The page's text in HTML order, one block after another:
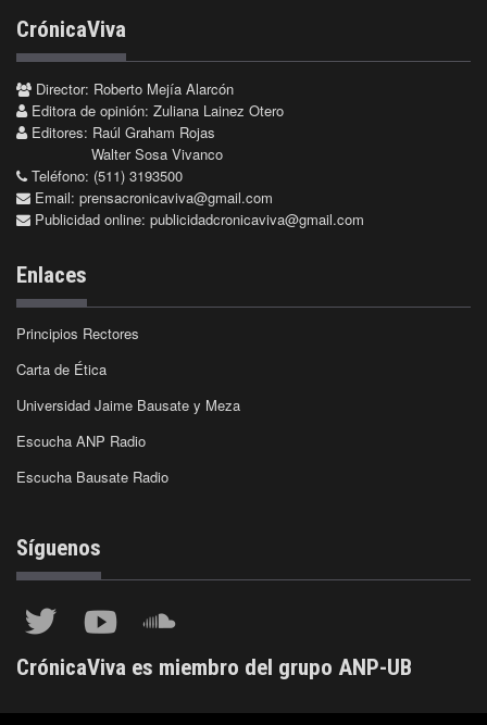
CrónicaViva
Director: Roberto Mejía Alarcón
Editora de opinión: Zuliana Lainez Otero
Editores: Raúl Graham Rojas
Walter Sosa Vivanco
Teléfono: (511) 3193500
Email: prensacronicaviva@gmail.com
Publicidad online: publicidadcronicaviva@gmail.com
Enlaces
Principios Rectores
Carta de Ética
Universidad Jaime Bausate y Meza
Escucha ANP Radio
Escucha Bausate Radio
Síguenos
CrónicaViva es miembro del grupo ANP-UB